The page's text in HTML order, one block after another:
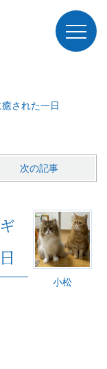
された一日
次の記事
小松